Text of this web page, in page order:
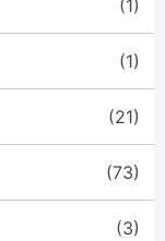
(1)
(1)
(21)
(73)
(3)